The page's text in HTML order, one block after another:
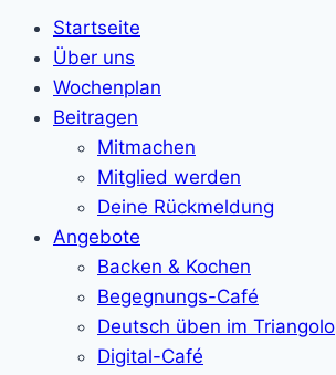
Startseite
Über uns
Wochenplan
Beitragen
Mitmachen
Mitglied werden
Deine Rückmeldung
Angebote
Backen & Kochen
Begegnungs-Café
Deutsch üben im Triangolo
Digital-Café